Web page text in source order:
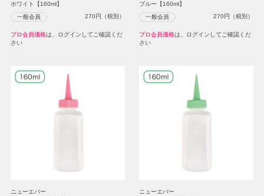
ホワイト【160ml】
一般会員 270円（税別）
プロ会員価格は、ログインしてご確認くだ
さい
ブルー【160ml】
一般会員 270円（税別）
プロ会員価格は、ログインしてご確認くだ
さい
ニューエバー ニューエバー